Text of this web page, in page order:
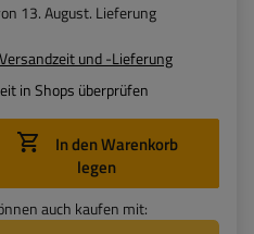
13. August. Lieferung
und -Lieferung
in Shops überprüfen
legen
auch kaufen mit: